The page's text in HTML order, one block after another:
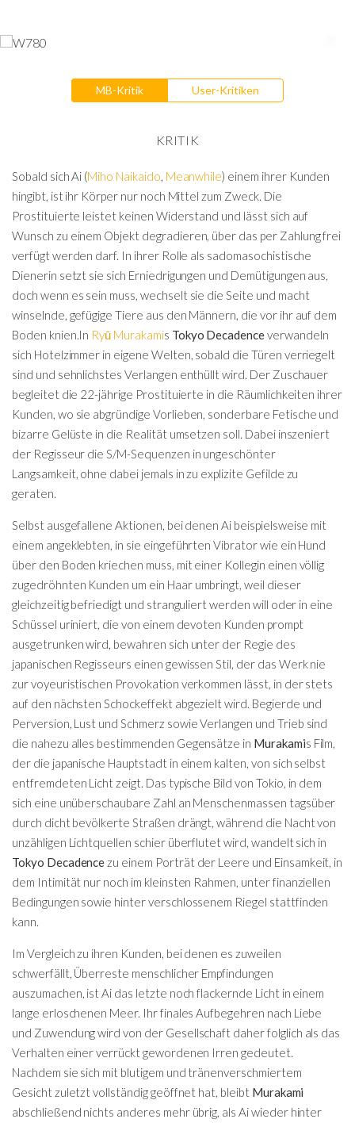
MB-Kritik User-Kritiken
KRITIK
Sobald sich Ai (Miho Naikaido Meanwhile) einem ihrer Kunden
hingibt, ist ihr Körper nur noch Mittel zum Zweck. Die
Prostituierte leistet keinen Widerstand und lässt sich auf
Wunsch zu einem Objekt degradieren, über das per Zahlung frei
verfügt werden darf. In ihrer Rolle als sadomasochistische
Dienerin setzt sie sich Erniedrigungen und Demütigungen aus,
doch wenn es sein muss, wechselt sie die Seite und macht
winselnde, gefügige Tiere aus den Männern, die vor ihr auf dem
Boden knien.In Ryū Murakamis Tokyo Decadenceverwandeln
sich Hotelzimmer in eigene Welten, sobald die Türen verriegelt
sind und sehnlichstes Verlangen enthüllt wird. Der Zuschauer
begleitet die 22-jährige Prostituierte in die Räumlichkeiten ihrer
Kunden, wo sie abgründige Vorlieben, sonderbare Fetische und
bizarre Gelüste in die Realität umsetzen soll. Dabei inszeniert
der Regisseur die S/M-Sequenzen in ungeschönter
Langsamkeit, ohne dabei jemals in zu explizite Gefilde zu
geraten.
Selbst ausgefallene Aktionen, bei denen Ai beispielsweise mit
einem angeklebten, in sie eingeführten Vibrator wie ein Hund
über den Boden kriechen muss, mit einer Kollegin einen völlig
zugedröhnten Kunden um ein Haar umbringt, weil dieser
gleichzeitig befriedigt und stranguliert werden will oder in eine
Schüssel uriniert, die von einem devoten Kunden prompt
ausgetrunken wird, bewahren sich unter der Regie des
japanischen Regisseurs einen gewissen Stil, der das Werk nie
zur voyeuristischen Provokation verkommen lässt, in der stets
auf den nächsten Schockeffekt abgezielt wird. Begierde und
Perversion, Lust und Schmerz sowie Verlangen und Trieb sind
die nahezu alles bestimmenden Gegensätze in Murakamis Film,
der die japanische Hauptstadt in einem kalten, von sich selbst
entfremdeten Licht zeigt. Das typische Bild von Tokio, in dem
sich eine unüberschaubare Zahl an Menschenmassen tagsüber
durch dicht bevölkerte Straßen drängt, während die Nacht von
unzähligen Lichtquellen schier überflutet wird, wandelt sich in
Tokyo Decadencezu einem Porträt der Leere und Einsamkeit, in
dem Intimität nur noch im kleinsten Rahmen, unter finanziellen
Bedingungen sowie hinter verschlossenem Riegel stattfinden
kann.
Im Vergleich zu ihren Kunden, bei denen es zuweilen
schwerfällt, Überreste menschlicher Empfindungen
auszumachen, ist Ai das letzte noch flackernde Licht in einem
lange erloschenen Meer. Ihr finales Aufbegehren nach Liebe
und Zuwendung wird von der Gesellschaft daher folglich als das
Verhalten einer verrückt gewordenen Irren gedeutet.
Nachdem sie sich mit blutigem und tränenverschmiertem
Gesicht zuletzt vollständig geöffnet hat, bleibt Murakami
abschließend nichts anderes mehr übrig, als Ai wieder hinter